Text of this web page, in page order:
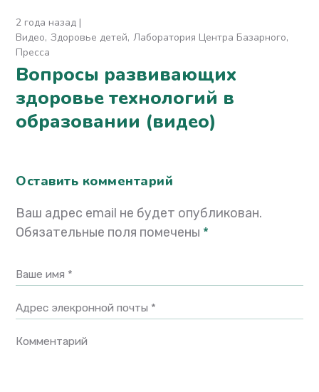
2 года назад
Видео Здоровье детей Лаборатория Центра Базарного
Пресса
Вопросы развивающих
здоровье технологий в
образовании (видео)
Оставить комментарий
Ваш адрес email не будет опубликован.
Обязательные поля помечены *
Ваше имя *
Адрес элекронной почты *
Комментарий